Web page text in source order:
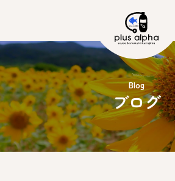
Blog
ブログ